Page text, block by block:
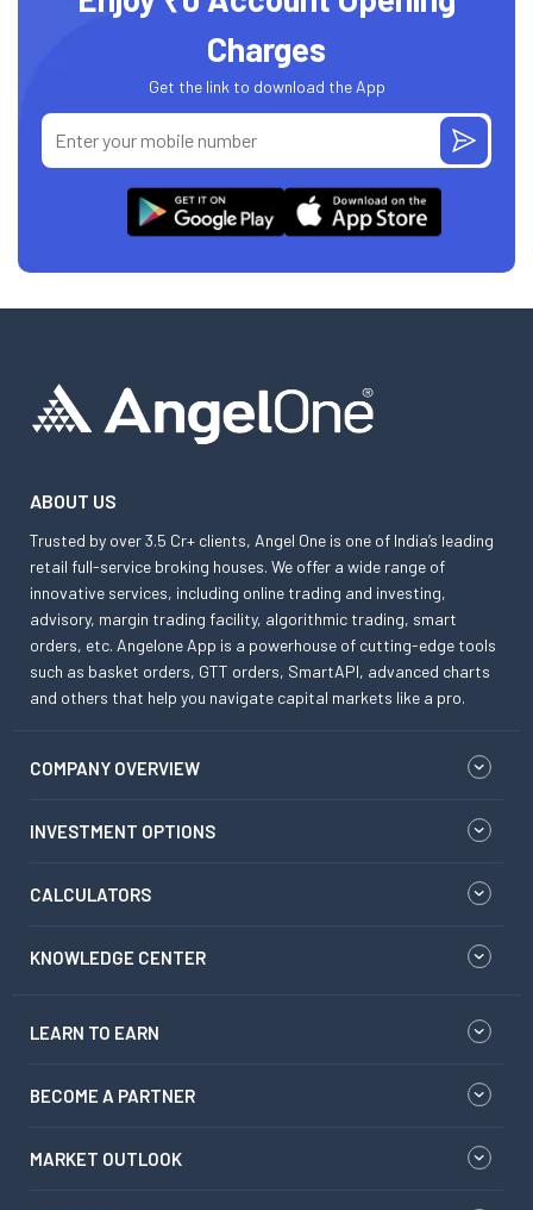
Charges
Get the link to download the App
ABOUT US
Trusted by over 3.5 Cr+ clients, Angel One is one of India’s leading
retail full-service broking houses. We offer a wide range of
innovative services, including online trading and investing,
advisory, margin trading facility, algorithmic trading, smart
orders, etc. Angelone App is a powerhouse of cutting-edge tools
such as basket orders, GTT orders, SmartAPI, advanced charts
and others that help you navigate capital markets like a pro.
COMPANY OVERVIEW
INVESTMENT OPTIONS
CALCULATORS
KNOWLEDGE CENTER
LEARN TO EARN
BECOME A PARTNER
MARKET OUTLOOK